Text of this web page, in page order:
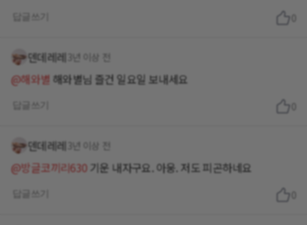
덴데레레 3년 이상 전
@해와별 해와별님 즐건 일요일 보내세요
덴데레레 3년 이상 전
@방글코끼리630기운 내자구요. 아웅. 저도 피곤하네요